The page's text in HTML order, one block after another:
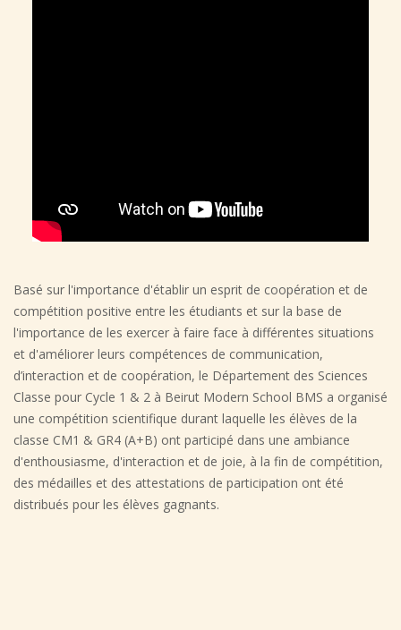
Basé sur l'importance d'établir un esprit de coopération et de
compétition positive entre les étudiants et sur la base de
l'importance de les exercer à faire face à différentes situations
et d'améliorer leurs compétences de communication,
d’interaction et de coopération, le Département des Sciences
Classe pour Cycle 1 & 2 à Beirut Modern School BMS a organisé
une compétition scientifique durant laquelle les élèves de la
classe CM1 & GR4 (A+B) ont participé dans une ambiance
d'enthousiasme, d'interaction et de joie, à la fin de compétition,
des médailles et des attestations de participation ont été
distribués pour les élèves gagnants.